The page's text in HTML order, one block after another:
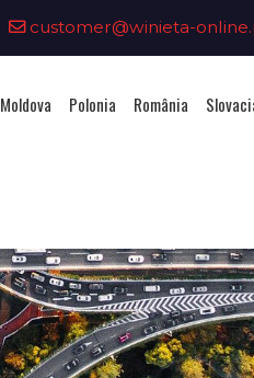
customer@winieta-
Moldova Polonia România